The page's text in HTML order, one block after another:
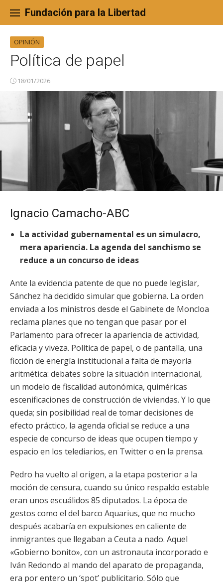
content
Fundación para la Libertad
OPINIÓN
Política de papel
18/01/2026
Ignacio Camacho-ABC
La actividad gubernamental es un simulacro,
mera apariencia. La agenda del sanchismo se
reduce a un concurso de ideas
Ante la evidencia patente de que no puede legislar,
Sánchez ha decidido simular que gobierna. La orden
enviada a los ministros desde el Gabinete de Moncloa
reclama planes que no tengan que pasar por el
Parlamento para ofrecer la apariencia de actividad,
eficacia y viveza. Política de papel, o de pantalla, una
ficción de energía institucional a falta de mayoría
aritmética: debates sobre la situación internacional,
un modelo de fiscalidad autonómica, quiméricas
escenificaciones de construcción de viviendas. Y lo que
queda; sin posibilidad real de tomar decisiones de
efecto práctico, la agenda oficial se reduce a una
especie de concurso de ideas que ocupen tiempo y
espacio en los telediarios, en Twitter o en la prensa.
Pedro ha vuelto al origen, a la etapa posterior a la
moción de censura, cuando su único respaldo estable
eran unos escuálidos 85 diputados. La época de
gestos como el del barco Aquarius, que no mucho
después acabaría en expulsiones en caliente de
inmigrantes que llegaban a Ceuta a nado. Aquel
«Gobierno bonito», con un astronauta incorporado e
Iván Redondo al mando del aparato de propaganda,
era por entero un ‘spot’ publicitario. Sólo que